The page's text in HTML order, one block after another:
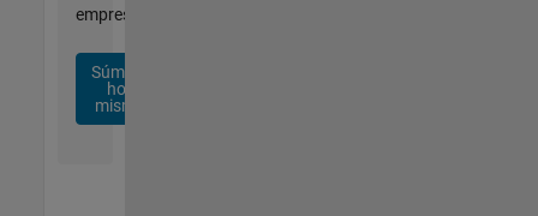
empresa.
Súmese
hoy
mismo